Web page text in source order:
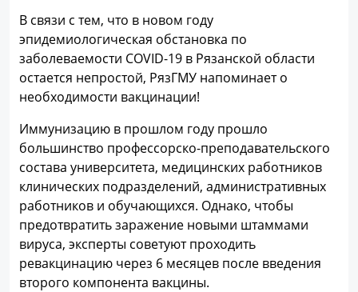
В связи с тем, что в новом году
эпидемиологическая обстановка по
заболеваемости COVID-19 в Рязанской области
остается непростой, РязГМУ напоминает о
необходимости вакцинации!
Иммунизацию в прошлом году прошло
большинство профессорско-преподавательского
состава университета, медицинских работников
клинических подразделений, административных
работников и обучающихся. Однако, чтобы
предотвратить заражение новыми штаммами
вируса, эксперты советуют проходить
ревакцинацию через 6 месяцев после введения
второго компонента вакцины.